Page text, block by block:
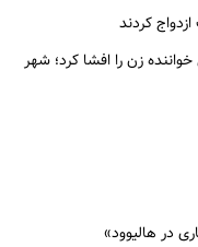
کردند
زن را افشا کرد؛ شهر
در هالیوود»